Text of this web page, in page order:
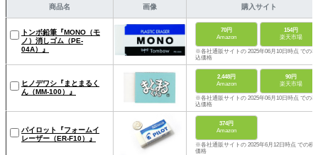
商品名 画像 購入サイト
トンボ鉛筆『MONO（モ
ノ）消しゴム（PE-
04A）』
70円
Amazon
154円
楽天市場
※各社通販サイトの 2025年06月10日時点 での税
込価格
ヒノデワシ『まとまるく
ん（MM-100）』
2,448円
Amazon
90円
楽天市場
※各社通販サイトの 2025年06月10日時点 での税
込価格
パイロット『フォームイ
レーザー（ER-F10）』
374円
Amazon
※各社通販サイトの 2025年6月12日時点 での税
価格